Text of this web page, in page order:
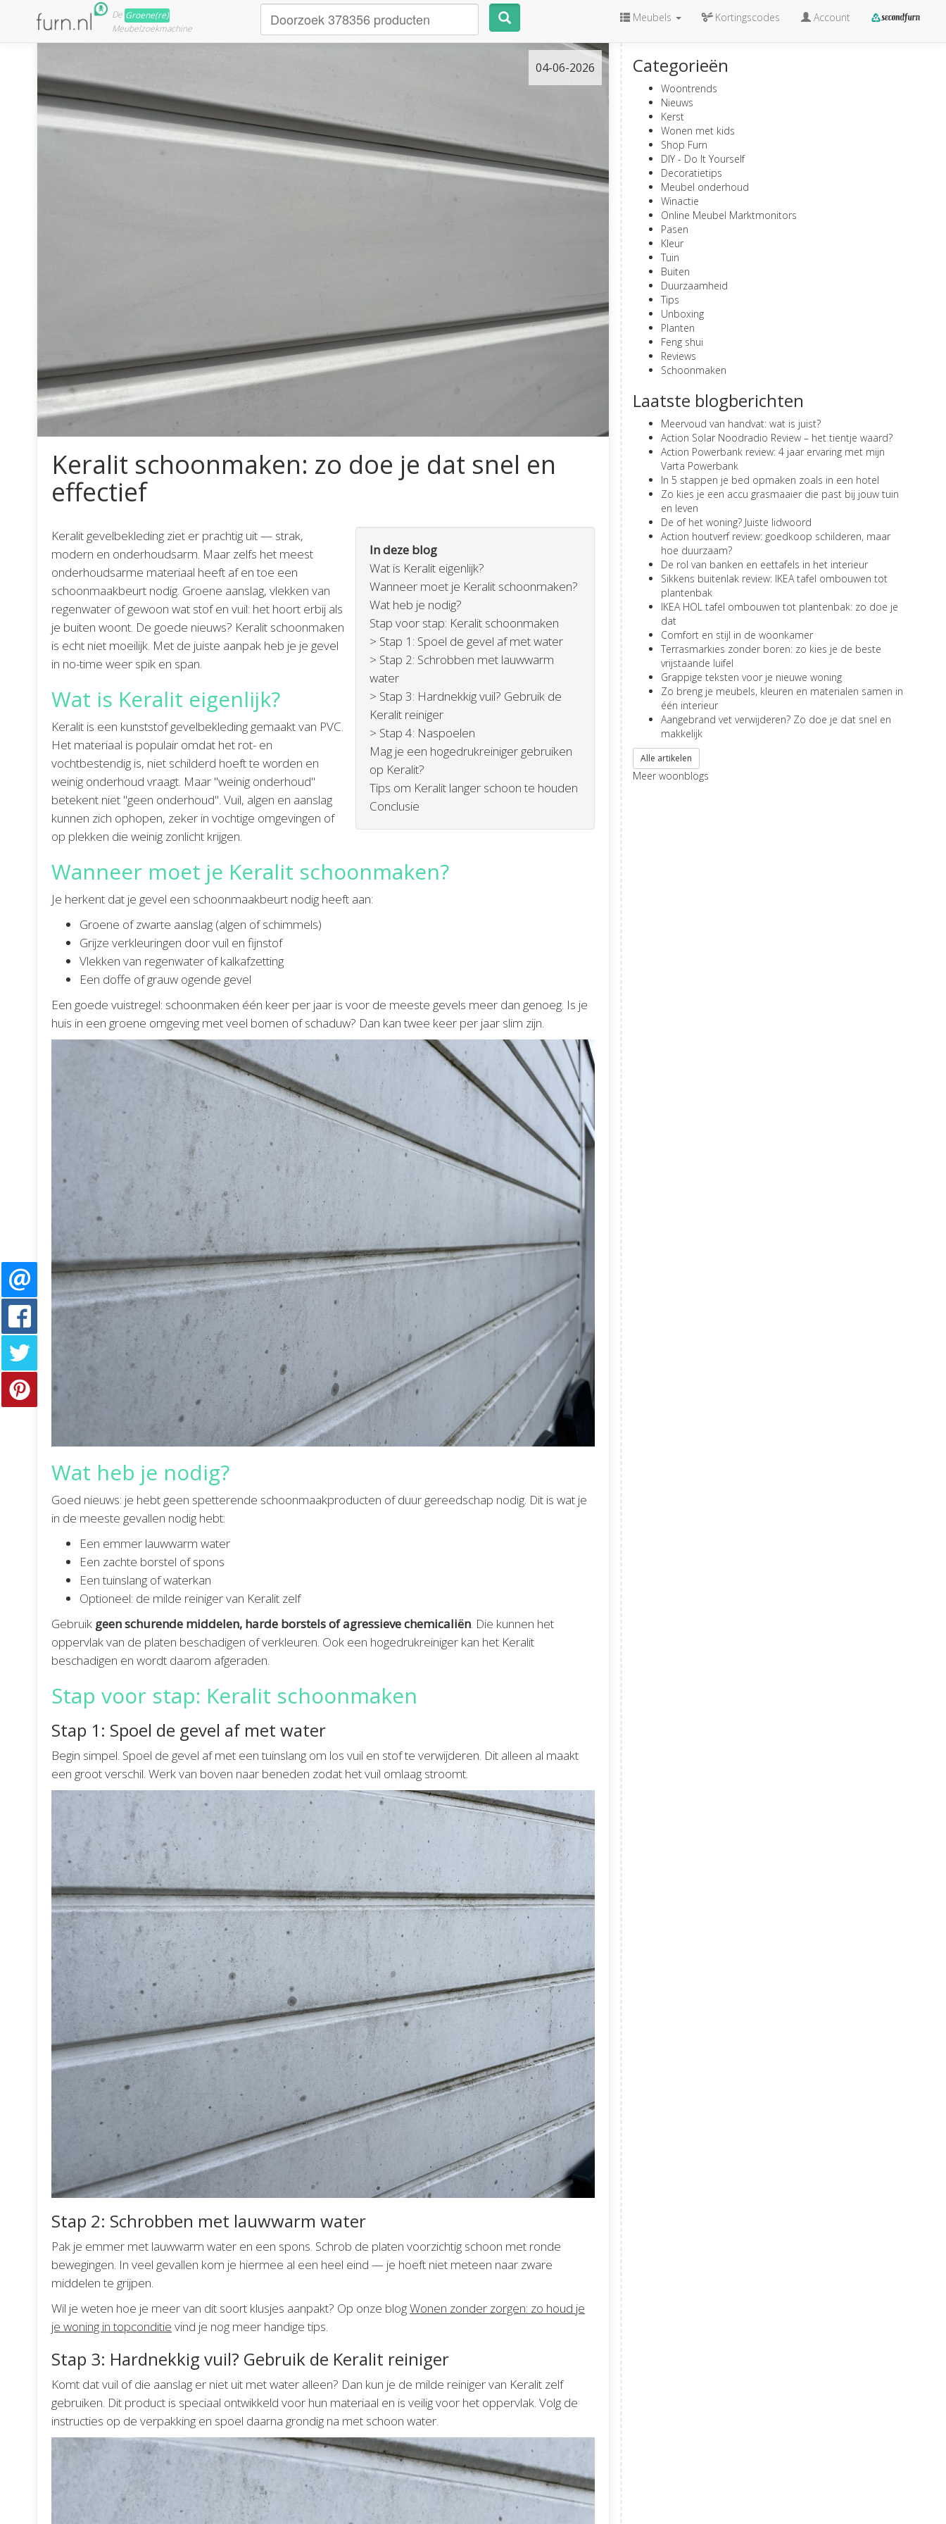
De Groene(re)
Meubelzoekmachine
Meubels Kortingscodes Account
Keralit schoonmaken: zo doe je dat snel en
effectief
04-06-2026
In deze blog
Wat is Keralit eigenlijk?
Wanneer moet je Keralit schoonmaken?
Wat heb je nodig?
Stap voor stap: Keralit schoonmaken
> Stap 1: Spoel de gevel af met water
> Stap 2: Schrobben met lauwwarm
water
> Stap 3: Hardnekkig vuil? Gebruik de
Keralit reiniger
> Stap 4: Naspoelen
Mag je een hogedrukreiniger gebruiken
op Keralit?
Tips om Keralit langer schoon te houden
Conclusie
Keralit gevelbekleding ziet er prachtig uit — strak,
modern en onderhoudsarm. Maar zelfs het meest
onderhoudsarme materiaal heeft af en toe een
schoonmaakbeurt nodig. Groene aanslag, vlekken van
regenwater of gewoon wat stof en vuil: het hoort erbij als
je buiten woont. De goede nieuws? Keralit schoonmaken
is echt niet moeilijk. Met de juiste aanpak heb je je gevel
in no-time weer spik en span.
Wat is Keralit eigenlijk?
Keralit is een kunststof gevelbekleding gemaakt van PVC.
Het materiaal is populair omdat het rot- en
vochtbestendig is, niet schilderd hoeft te worden en
weinig onderhoud vraagt. Maar "weinig onderhoud"
betekent niet "geen onderhoud". Vuil, algen en aanslag
kunnen zich ophopen, zeker in vochtige omgevingen of
op plekken die weinig zonlicht krijgen.
Wanneer moet je Keralit schoonmaken?
Je herkent dat je gevel een schoonmaakbeurt nodig heeft aan:
Groene of zwarte aanslag (algen of schimmels)
Grijze verkleuringen door vuil en fijnstof
Vlekken van regenwater of kalkafzetting
Een doffe of grauw ogende gevel
Een goede vuistregel: schoonmaken één keer per jaar is voor de meeste gevels meer dan genoeg. Is je
huis in een groene omgeving met veel bomen of schaduw? Dan kan twee keer per jaar slim zijn.
Wat heb je nodig?
Goed nieuws: je hebt geen spetterende schoonmaakproducten of duur gereedschap nodig. Dit is wat je
in de meeste gevallen nodig hebt:
Een emmer lauwwarm water
Een zachte borstel of spons
Een tuinslang of waterkan
Optioneel: de milde reiniger van Keralit zelf
Gebruik geen schurende middelen, harde borstels of agressieve chemicaliën. Die kunnen het
oppervlak van de platen beschadigen of verkleuren. Ook een hogedrukreiniger kan het Keralit
beschadigen en wordt daarom afgeraden.
Stap voor stap: Keralit schoonmaken
Stap 1: Spoel de gevel af met water
Begin simpel. Spoel de gevel af met een tuinslang om los vuil en stof te verwijderen. Dit alleen al maakt
een groot verschil. Werk van boven naar beneden zodat het vuil omlaag stroomt.
Stap 2: Schrobben met lauwwarm water
Pak je emmer met lauwwarm water en een spons. Schrob de platen voorzichtig schoon met ronde
bewegingen. In veel gevallen kom je hiermee al een heel eind — je hoeft niet meteen naar zware
middelen te grijpen.
Wil je weten hoe je meer van dit soort klusjes aanpakt? Op onze blogWonen zonder zorgen: zo houd je
je woning in topconditie vind je nog meer handige tips.
Stap 3: Hardnekkig vuil? Gebruik de Keralit reiniger
Komt dat vuil of die aanslag er niet uit met water alleen? Dan kun je de milde reiniger van Keralit zelf
gebruiken. Dit product is speciaal ontwikkeld voor hun materiaal en is veilig voor het oppervlak. Volg de
instructies op de verpakking en spoel daarna grondig na met schoon water.
Categorieën
Woontrends
Nieuws
Kerst
Wonen met kids
Shop Furn
DIY - Do It Yourself
Decoratietips
Meubel onderhoud
Winactie
Online Meubel Marktmonitors
Pasen
Kleur
Tuin
Buiten
Duurzaamheid
Tips
Unboxing
Planten
Feng shui
Reviews
Schoonmaken
Laatste blogberichten
Meervoud van handvat: wat is juist?
Action Solar Noodradio Review – het tientje waard?
Action Powerbank review: 4 jaar ervaring met mijn
Varta Powerbank
In 5 stappen je bed opmaken zoals in een hotel
Zo kies je een accu grasmaaier die past bij jouw tuin
en leven
De of het woning? Juiste lidwoord
Action houtverf review: goedkoop schilderen, maar
hoe duurzaam?
De rol van banken en eettafels in het interieur
Sikkens buitenlak review: IKEA tafel ombouwen tot
plantenbak
IKEA HOL tafel ombouwen tot plantenbak: zo doe je
dat
Comfort en stijl in de woonkamer
Terrasmarkies zonder boren: zo kies je de beste
vrijstaande luifel
Grappige teksten voor je nieuwe woning
Zo breng je meubels, kleuren en materialen samen in
één interieur
Aangebrand vet verwijderen? Zo doe je dat snel en
makkelijk
Alle artikelen
Meer woonblogs